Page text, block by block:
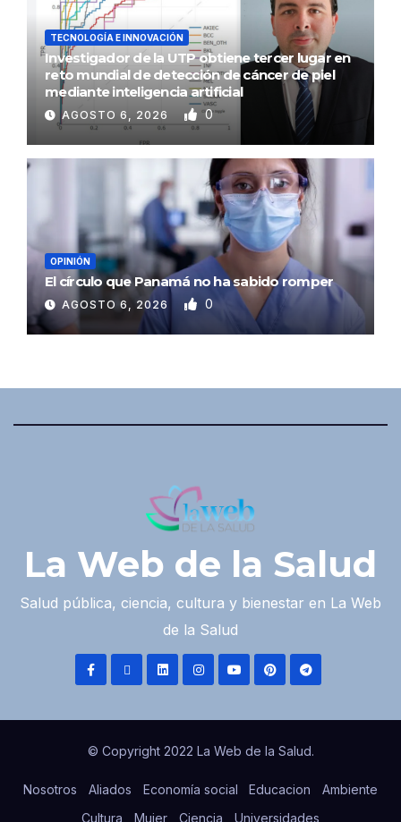
TECNOLOGÍA E INNOVACIÓN
Investigador de la UTP obtiene tercer lugar en
reto mundial de detección de cáncer de piel
mediante inteligencia artificial
AGOSTO 6, 2026 0
OPINIÓN
El círculo que Panamá no ha sabido romper
AGOSTO 6, 2026 0
La Web de la Salud
Salud pública, ciencia, cultura y bienestar en La Web
de la Salud
© Copyright 2022 La Web de la Salud.
Nosotros Aliados Economía social Educacion
Ambiente
Cultura
Mujer Ciencia Universidades